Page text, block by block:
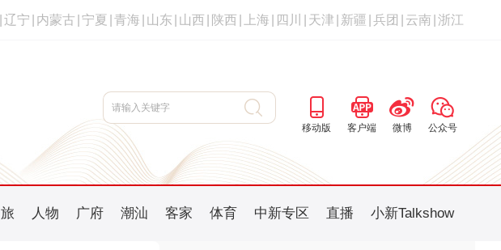
辽宁 内蒙古 宁夏 青海 山东 山西 陕西 上海 四川 天津 新疆 兵团 云南 浙江
移动版 客户端 微博 公众号
人物 广府 潮汕 客家 体育 中新专区 直播 小新Talkshow